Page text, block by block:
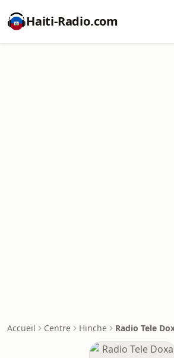
Haiti-Radio.com
Accueil Centre Hinche Radio Tele